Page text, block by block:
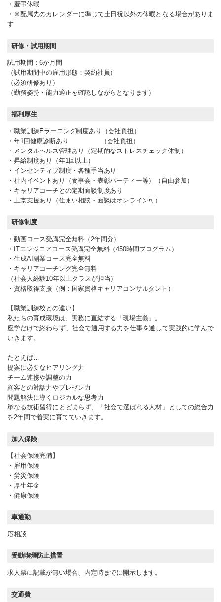
・慶弔休暇
・※配属先のカレンダーに準じて土日祝以外の休暇となる場合がありま
す
研修・試用期間
試用期間：6か月間
（試用期間中の雇用形態：契約社員）
（必須研修あり）
（勤務姿勢・能力適正を確認しながらとなります）
福利厚生
・職業訓練Eラーニング制度あり（会社負担）
・年1回健康診断あり （会社負担）
・メンタルヘルス管理あり（定期的なストレスチェック体制）
・昇給制度あり（年1回以上）
・インセンティブ制度・各種手当あり
・社内イベントあり（食事会・表彰パーティー等）（自由参加）
・キャリアコーチとの定期面談制度あり
・上京支援あり（住まい相談・面談はオンライン可）
研修制度
・動画コース受講完全無料（2年間分）
・ITエンジニアコース受講完全無料（450時間プログラム）
・生成AI副業コース完全無料
・キャリアコーチング完全無料
（社会人経験10年以上クラスが担当）
・資格取得支援（例：国家資格キャリアコンサルタント）
【職業訓練校との違い】
私たちの育成環境は、実務に直結する「現場主義」。
座学だけで終わらず、社会で通用する力を仕事を通して実践的に学んで
いきます。
たとえば…
提案に必要なヒアリング力
チーム連携や調整の力
顧客との対話力やプレゼン力
問題解決に導くロジカルな思考力
単なる技術習得にとどまらず、「社会で選ばれる人材」としての総合力
を2年間で着実に育てていきます。
加入保険
【社会保険完備】
・雇用保険
・労災保険
・厚生年金
・健康保険
車通勤
応相談
受動喫煙防止措置
求人票に記載が無い場合、内定時までに開示します。
交通費